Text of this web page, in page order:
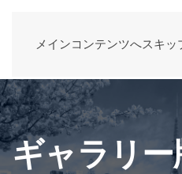
メインコンテンツへスキッ
ギャラリ